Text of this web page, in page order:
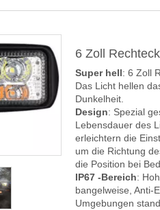
6 Zoll
Super hell: 6 Zoll
Das Licht hellen
Dunkelheit.
Design: Spezial
Lebensdauer des
erleichtern die
um die Richtung
die Position bei
IP67 -Bereich:
bangelweise, Anti-
Umgebungen